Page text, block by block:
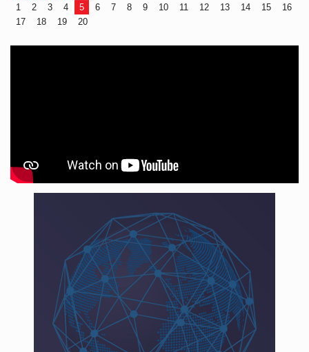
1 2 3 4 5 6 7 8 9 10 11 12 13 14 15
16
17
18 19 20